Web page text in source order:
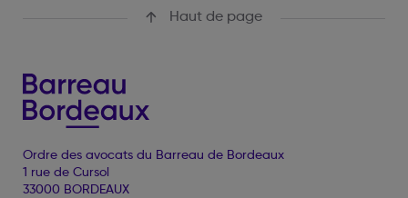
Haut de page
Ordre des avocats du Barreau de Bordeaux
1 rue de Cursol
33000 BORDEAUX